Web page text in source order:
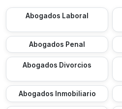
Abogados Laboral
Abogados Penal
Abogados Divorcios
Abogados Inmobiliario